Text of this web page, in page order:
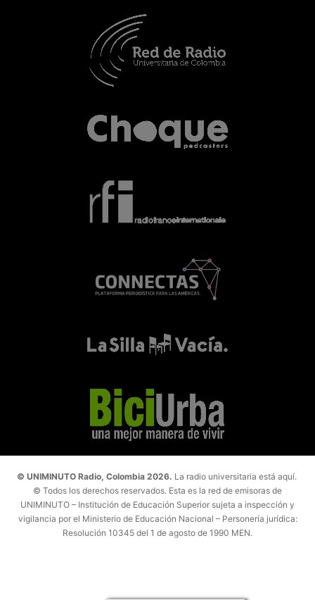
© UNIMINUTO Radio, Colombia 2026. La radio universitaria está aquí.
© Todos los derechos reservados. Esta es la red de emisoras de
UNIMINUTO – Institución de Educación Superior sujeta a inspección y
vigilancia por el Ministerio de Educación Nacional – Personería jurídica:
Resolución 10345 del 1 de agosto de 1990 MEN.